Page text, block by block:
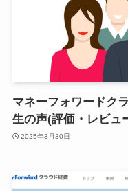
マネーフォワードク
生の声(評価・レビュ
2025年3月30日